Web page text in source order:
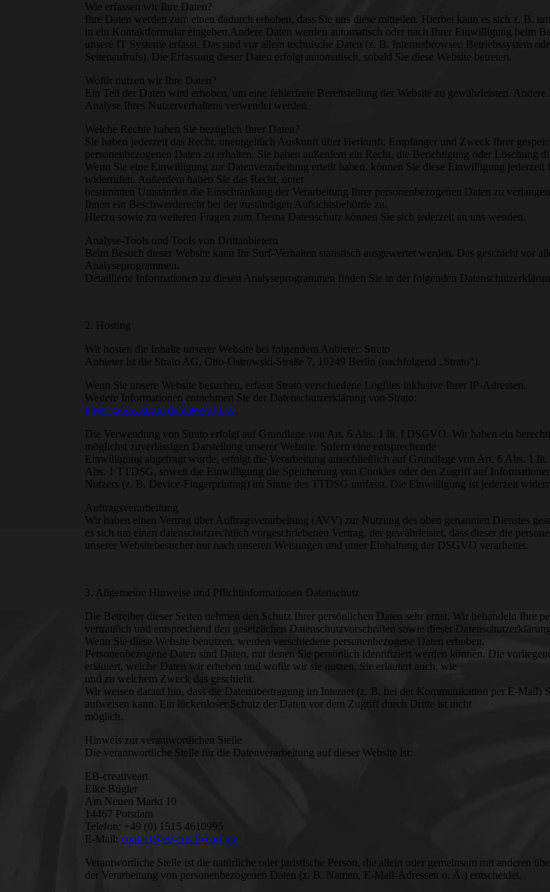
Wie erfassen wir Ihre Daten?
Ihre Daten werden zum einen dadurch erhoben, dass Sie uns diese mitteilen. Hierbei kann es sich z. B.
in ein Kontaktformular eingeben.Andere Daten werden automatisch oder nach Ihrer Einwilligung beim
unsere IT Systeme erfasst. Das sind vor allem technische Daten (z. B. Internetbrowser, Betriebssystem
Seitenaufrufs). Die Erfassung dieser Daten erfolgt automatisch, sobald Sie diese Website betreten.
Wofür nutzen wir Ihre Daten?
Ein Teil der Daten wird erhoben, um eine fehlerfreie Bereitstellung der Website zu gewährleisten. Andere
Analyse Ihres Nutzerverhaltens verwendet werden.
Welche Rechte haben Sie bezüglich Ihrer Daten?
Sie haben jederzeit das Recht, unentgeltlich Auskunft über Herkunft, Empfänger und Zweck Ihrer
personenbezogenen Daten zu erhalten. Sie haben außerdem ein Recht, die Berichtigung oder Löschung
Wenn Sie eine Einwilligung zur Datenverarbeitung erteilt haben, können Sie diese Einwilligung jederzeit
widerrufen. Außerdem haben Sie das Recht, unter
bestimmten Umständen die Einschränkung der Verarbeitung Ihrer personenbezogenen Daten zu
Ihnen ein Beschwerderecht bei der zuständigen Aufsichtsbehörde zu.
Hierzu sowie zu weiteren Fragen zum Thema Datenschutz können Sie sich jederzeit an uns wenden.
Analyse-Tools und Tools von Drittanbietern
Beim Besuch dieser Website kann Ihr Surf-Verhalten statistisch ausgewertet werden. Das geschieht vor
Analyseprogrammen.
Detaillierte Informationen zu diesen Analyseprogrammen finden Sie in der folgenden
2. Hosting
Wir hosten die Inhalte unserer Website bei folgendem Anbieter: Strato
Anbieter ist die Strato AG, Otto-Ostrowski-Straße 7, 10249 Berlin (nachfolgend „Strato“).
Wenn Sie unsere Website besuchen, erfasst Strato verschiedene Logfiles inklusive Ihrer IP-Adressen.
Weitere Informationen entnehmen Sie der Datenschutzerklärung von Strato:
https://www.strato.de/datenschutz/.
Die Verwendung von Strato erfolgt auf Grundlage von Art. 6 Abs. 1 lit. f DSGVO. Wir haben ein
möglichst zuverlässigen Darstellung unserer Website. Sofern eine entsprechende
Einwilligung abgefragt wurde, erfolgt die Verarbeitung ausschließlich auf Grundlage von Art. 6 Abs. 1
Abs. 1 TTDSG, soweit die Einwilligung die Speicherung von Cookies oder den Zugriff auf
Nutzers (z. B. Device-Fingerprinting) im Sinne des TTDSG umfasst. Die Einwilligung ist jederzeit
Auftragsverarbeitung
Wir haben einen Vertrag über Auftragsverarbeitung (AVV) zur Nutzung des oben genannten Dienstes
es sich um einen datenschutzrechtlich vorgeschriebenen Vertrag, der gewährleistet, dass dieser die
unserer Websitebesucher nur nach unseren Weisungen und unter Einhaltung der DSGVO verarbeitet.
3. Allgemeine Hinweise und Pflichtinformationen Datenschutz
Die Betreiber dieser Seiten nehmen den Schutz Ihrer persönlichen Daten sehr ernst. Wir behandeln Ihre
vertraulich und entsprechend den gesetzlichen Datenschutzvorschriften sowie dieser
Wenn Sie diese Website benutzen, werden verschiedene personenbezogene Daten erhoben.
Personenbezogene Daten sind Daten, mit denen Sie persönlich identifiziert werden können. Die
erläutert, welche Daten wir erheben und wofür wir sie nutzen. Sie erläutert auch, wie
und zu welchem Zweck das geschieht.
Wir weisen darauf hin, dass die Datenübertragung im Internet (z. B. bei der Kommunikation per E-Mail)
aufweisen kann. Ein lückenloser Schutz der Daten vor dem Zugriff durch Dritte ist nicht
möglich.
Hinweis zur verantwortlichen Stelle
Die verantwortliche Stelle für die Datenverarbeitung auf dieser Website ist:
EB-creativeart
Elke Bügler
Am Neuen Markt 10
14467 Potsdam
Telefon: +49 (0) 1515 4610995
E-Mail: contact@eb-creativeart.me
Verantwortliche Stelle ist die natürliche oder juristische Person, die allein oder gemeinsam mit anderen
der Verarbeitung von personenbezogenen Daten (z. B. Namen, E-Mail-Adressen o. Ä.) entscheidet.